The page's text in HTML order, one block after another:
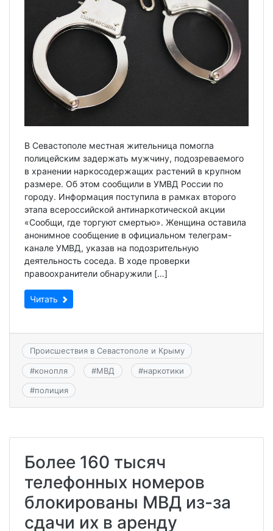
В Севастополе местная жительница помогла
полицейским задержать мужчину, подозреваемого
в хранении наркосодержащих растений в крупном
размере. Об этом сообщили в УМВД России по
городу. Информация поступила в рамках второго
этапа всероссийской антинаркотической акции
«Сообщи, где торгуют смертью». Женщина оставила
анонимное сообщение в официальном телеграм-
канале УМВД, указав на подозрительную
деятельность соседа. В ходе проверки
правоохранители обнаружили […]
Читать
Происшествия в Севастополе и Крыму
#конопля #МВД #наркотики
#полиция
Более 160 тысяч
телефонных номеров
блокированы МВД из-за
сдачи их в аренду